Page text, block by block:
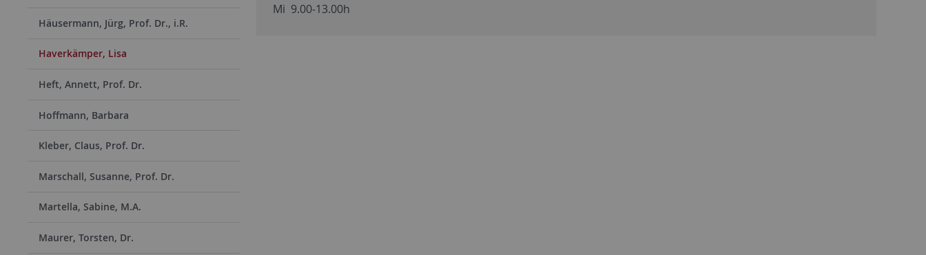
Häusermann, Jürg, Prof. Dr., i.R.
Haverkämper, Lisa
Heft, Annett, Prof. Dr.
Hoffmann, Barbara
Kleber, Claus, Prof. Dr.
Marschall, Susanne, Prof. Dr.
Martella, Sabine, M.A.
Maurer, Torsten, Dr.
Mi 9.00-13.00h